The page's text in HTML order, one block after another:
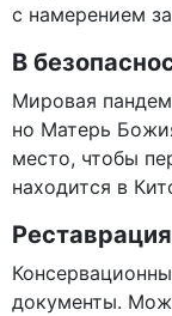
с намерением
В
Мировая
но Матерь
место, чтобы
находится в
документы.